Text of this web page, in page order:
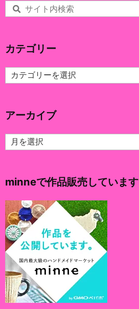
カテゴリー
カ
テ
ー
アーカイブ
ア
ー
ブ
minneで作品販売しています